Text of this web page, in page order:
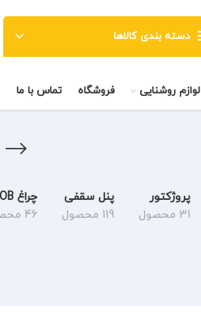
دسته بندی کالاها
لوازم روشنایی فروشگاه تماس با ما
پروژکتور
31 محصول
پنل سقفی
119 محصول
چراغ COB
46 محصول